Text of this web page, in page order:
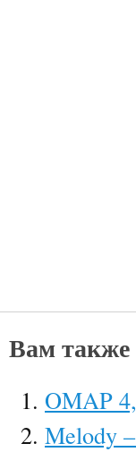
Вам также
OMAP
Melody